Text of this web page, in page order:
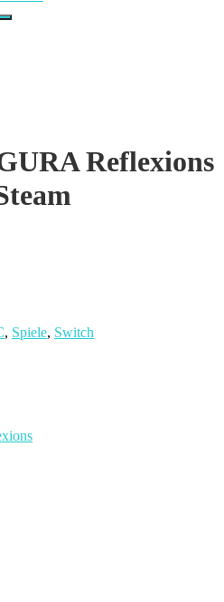
Reflexions
, Spiele, Switch